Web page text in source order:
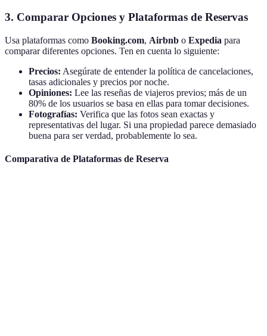
3. Comparar Opciones y Plataformas de Reservas
Usa plataformas como Booking.com, Airbnb o Expedia para
comparar diferentes opciones. Ten en cuenta lo siguiente:
Precios: Asegúrate de entender la política de cancelaciones,
tasas adicionales y precios por noche.
Opiniones: Lee las reseñas de viajeros previos; más de un
80% de los usuarios se basa en ellas para tomar decisiones.
Fotografías: Verifica que las fotos sean exactas y
representativas del lugar. Si una propiedad parece demasiado
buena para ser verdad, probablemente lo sea.
Comparativa de Plataformas de Reserva